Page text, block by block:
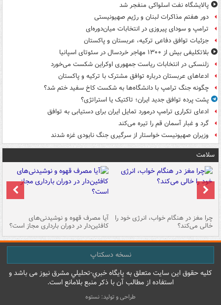
پالایشگاه نفت اسلواکی منفجر شد
دور هفتم مذاکرات لبنان و رژیم صهیونیستی
ترامپ و سودای پیروزی در انتخابات میان‌دوره‌ای
جزئیات توافق دفاعی ترکیه، عربستان و پاکستان
بلاتکلیفی بیش از ۱۳۰۰ مهاجر خردسال در سئوتای اسپانیا
زلنسکی در انتخابات ریاست جمهوری اوکراین شکست می‌خورد
ادعاهای عربستان درباره توافق مشترک با ترکیه و پاکستان
چگونه جنگ ترامپ با دانشگاه‌ها به شکست کاخ سفید ختم شد؟
پشت پرده توافق جدید ایران؛ تاکتیک یا استراتژی؟
ادعای تکراری ترامپ درمورد تمایل ایران برای دستیابی به توافق
گرد و غبار آسمان قم را تیره می‌کند
وزیران صهیونیست خواستار از سرگیری جنگ نابودی غزه شدند
سلامت
چرا مغز در هنگام خواب، انرژی خود را
خالی می‌کند؟
آیا مصرف قهوه و نوشیدنی‌های
کافئین‌دار در دوران بارداری مجاز است؟
نسخه دسکتاپ
کليه حقوق اين سايت متعلق به پایگاه خبري-تحليلي مشرق نيوز می باشد و
استفاده از مطالب آن با ذکر منبع بلامانع است.
طراحی و تولید: نستوه